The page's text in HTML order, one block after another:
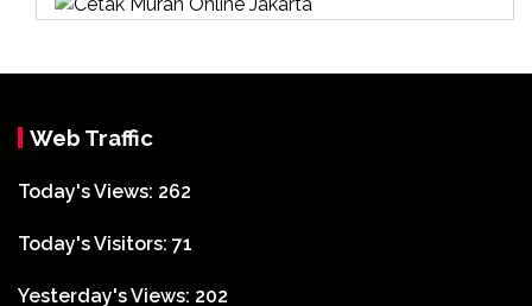
Web Traffic
Today's Views: 262
Today's Visitors: 71
Yesterday's Views: 202